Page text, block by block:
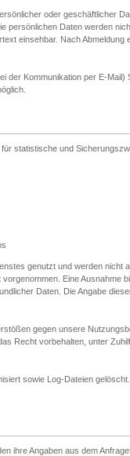
oder geschäftlicher
persönlichen Daten werden
einsehbar. Nach
der Kommunikation per E-
statistische und
genutzt und werden nicht
Eine Ausnahme
Daten. Die Angabe
gegen unsere
Recht vorbehalten, unter
sowie Log-Dateien
ihre Angaben aus dem